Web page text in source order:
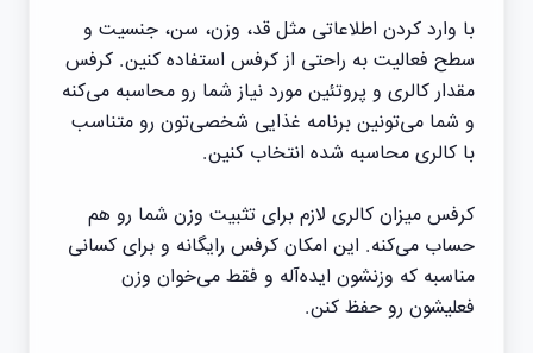
با وارد کردن اطلاعاتی مثل قد، وزن، سن، جنسیت و
سطح فعالیت به راحتی از کرفس استفاده کنین. کرفس
مقدار کالری و پروتئین مورد نیاز شما رو محاسبه می‌کنه
و شما می‌تونین برنامه غذایی شخصی‌تون رو متناسب
با کالری محاسبه شده انتخاب کنین.
کرفس میزان کالری لازم برای تثبیت وزن شما رو هم
حساب می‌کنه. این امکان کرفس رایگانه و برای کسانی
مناسبه که وزنشون ایده‌آله و فقط می‌خوان وزن
فعلیشون رو حفظ کنن.